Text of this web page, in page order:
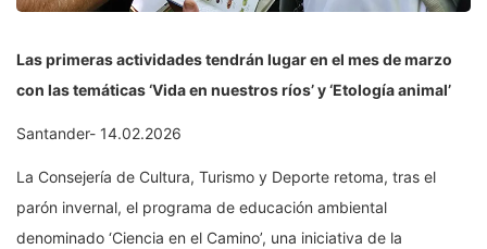
Las primeras actividades tendrán lugar en el mes de marzo
con las temáticas ‘Vida en nuestros ríos’ y ‘Etología animal’
Santander- 14.02.2026
La Consejería de Cultura, Turismo y Deporte retoma, tras el
parón invernal, el programa de educación ambiental
denominado ‘Ciencia en el Camino’, una iniciativa de la